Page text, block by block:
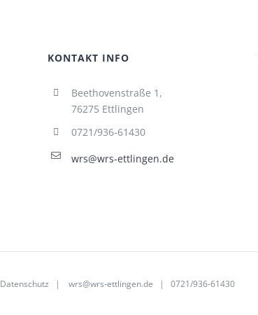
KONTAKT INFO
Beethovenstraße 1,
76275 Ettlingen
0721/936-61430
wrs@wrs-ettlingen.de
Datenschutz |wrs@wrs-ettlingen.de | 0721/936-61430